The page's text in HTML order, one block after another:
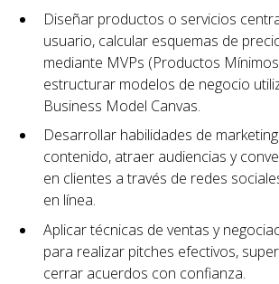
Diseñar productos o servicios
usuario, calcular esquemas de
mediante MVPs (Productos
estructurar modelos de negocio
Business Model Canvas.
Desarrollar habilidades de
contenido, atraer audiencias y
en clientes a través de redes
en línea.
Aplicar técnicas de ventas y
para realizar pitches efectivos,
cerrar acuerdos con confianza.